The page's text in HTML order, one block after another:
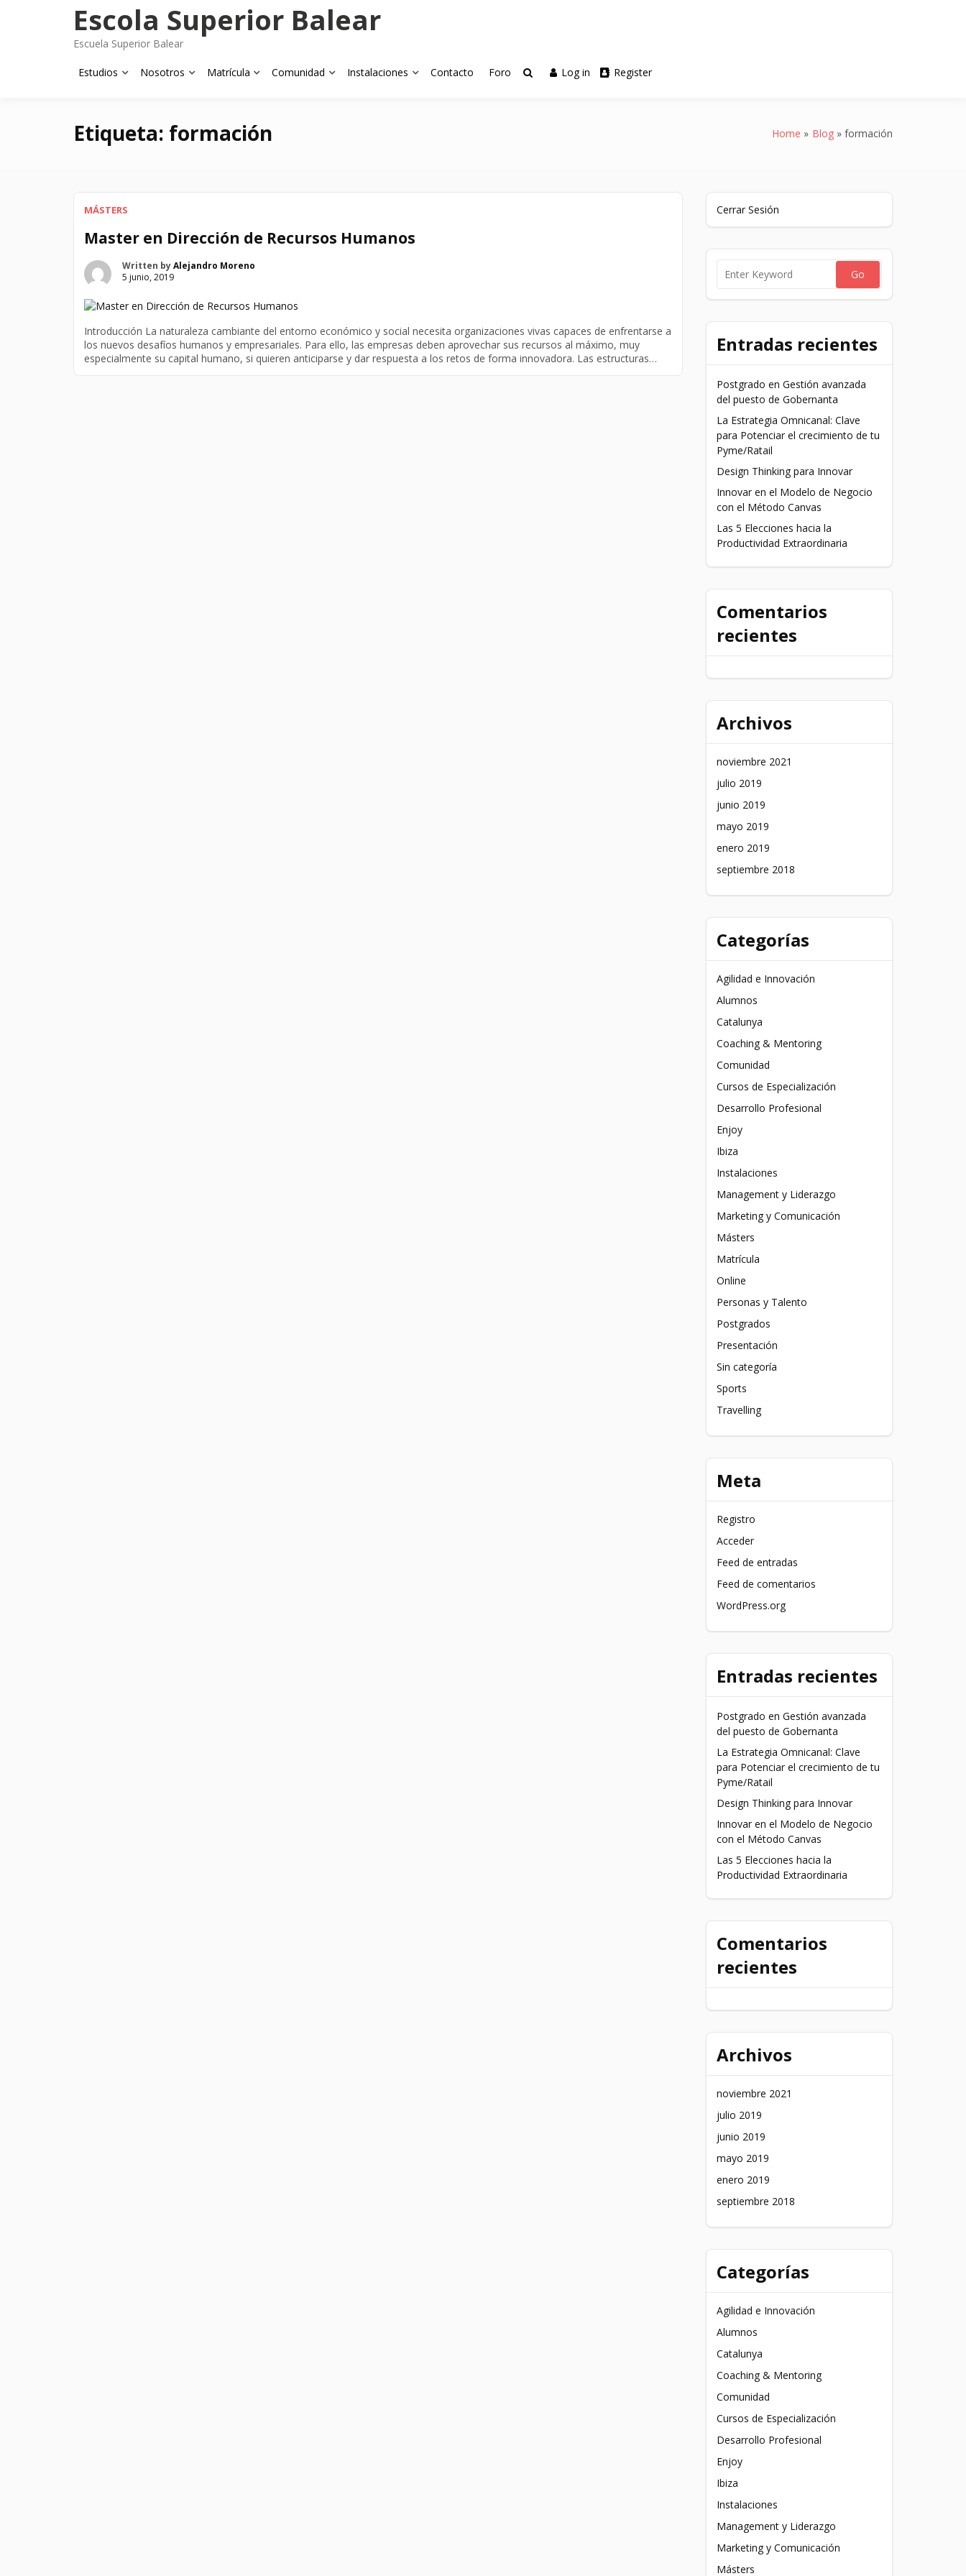
Escola Superior Balear
Escuela Superior Balear
Estudios Nosotros Matrícula Comunidad Instalaciones Contacto Foro Log in Register
Etiqueta: formación Home Blog formación
MÁSTERS
Master en Dirección de Recursos Humanos
Written byAlejandro Moreno
5 junio, 2019
Introducción La naturaleza cambiante del entorno económico y social necesita organizaciones vivas capaces de enfrentarse a
los nuevos desafíos humanos y empresariales. Para ello, las empresas deben aprovechar sus recursos al máximo, muy
especialmente su capital humano, si quieren anticiparse y dar respuesta a los retos de forma innovadora. Las estructuras
Cerrar Sesión
Entradas recientes
Postgrado en Gestión avanzada
del puesto de Gobernanta
La Estrategia Omnicanal: Clave
para Potenciar el crecimiento de tu
Pyme/Ratail
Design Thinking para Innovar
Innovar en el Modelo de Negocio
con el Método Canvas
Las 5 Elecciones hacia la
Productividad Extraordinaria
Comentarios
recientes
Archivos
noviembre 2021
julio 2019
junio 2019
mayo 2019
enero 2019
septiembre 2018
Categorías
Agilidad e Innovación
Alumnos
Catalunya
Coaching & Mentoring
Comunidad
Cursos de Especialización
Desarrollo Profesional
Enjoy
Ibiza
Instalaciones
Management y Liderazgo
Marketing y Comunicación
Másters
Matrícula
Online
Personas y Talento
Postgrados
Presentación
Sin categoría
Sports
Travelling
Meta
Registro
Acceder
Feed de entradas
Feed de comentarios
WordPress.org
Entradas recientes
Postgrado en Gestión avanzada
del puesto de Gobernanta
La Estrategia Omnicanal: Clave
para Potenciar el crecimiento de tu
Pyme/Ratail
Design Thinking para Innovar
Innovar en el Modelo de Negocio
con el Método Canvas
Las 5 Elecciones hacia la
Productividad Extraordinaria
Comentarios
recientes
Archivos
noviembre 2021
julio 2019
junio 2019
mayo 2019
enero 2019
septiembre 2018
Categorías
Agilidad e Innovación
Alumnos
Catalunya
Coaching & Mentoring
Comunidad
Cursos de Especialización
Desarrollo Profesional
Enjoy
Ibiza
Instalaciones
Management y Liderazgo
Marketing y Comunicación
Másters